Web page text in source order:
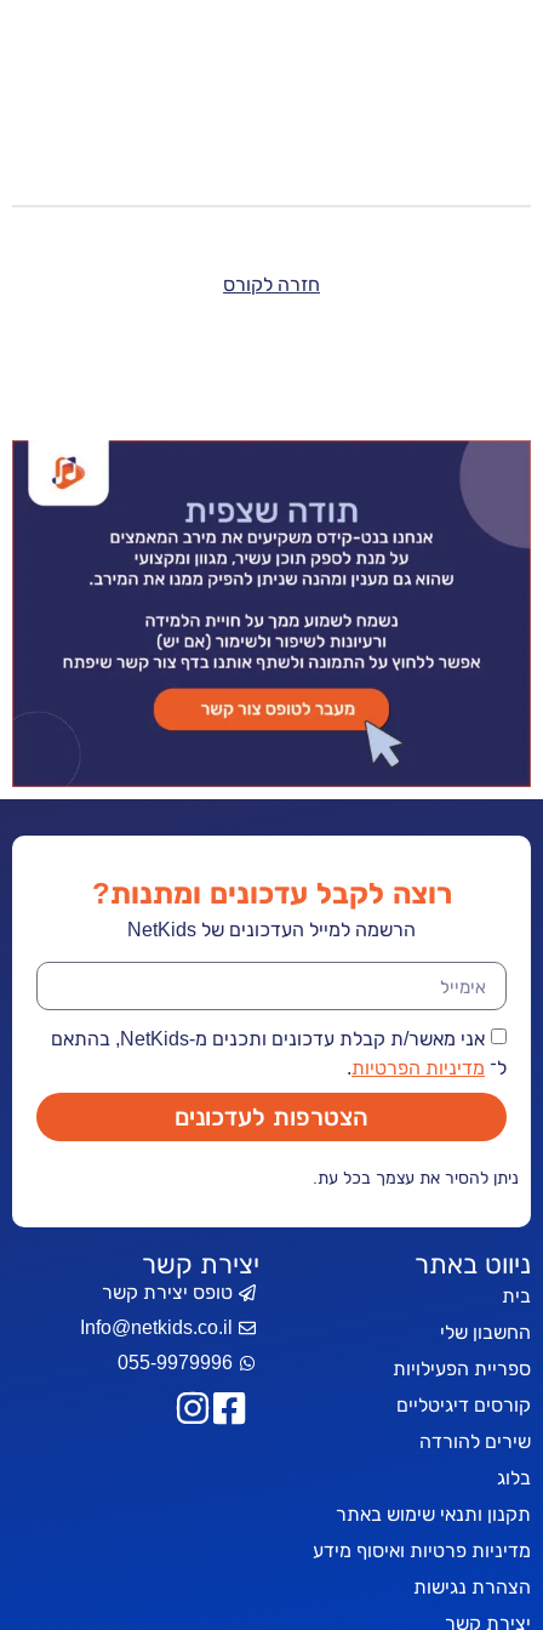
חזרה לקורס
ניווט באתר
בית
החשבון שלי
ספריית הפעילויות
קורסים דיגיטליים
שירים להורדה
בלוג
תקנון ותנאי שימוש באתר
מדיניות פרטיות ואיסוף מידע
הצהרת נגישות
יצירת קשר
רוצה לקבל עדכונים ומתנות?
הרשמה למייל העדכונים של NetKids
אני מאשר/ת קבלת עדכונים ותכנים מ-NetKids, בהתאם
ל־ מדיניות הפרטיות.
הצטרפות לעדכונים
ניתן להסיר את עצמך בכל עת.
יצירת קשר
טופס יצירת קשר
Info@netkids.co.il
055-9979996